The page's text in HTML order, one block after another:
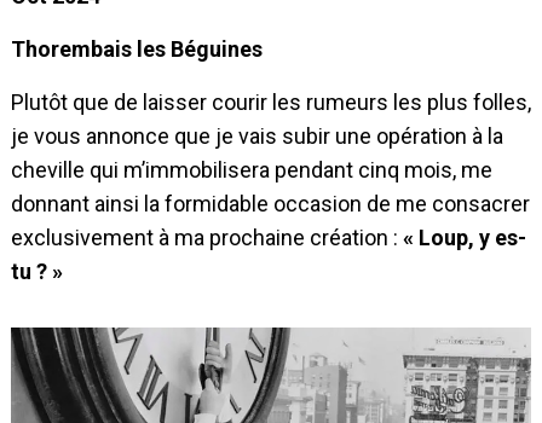
Thorembais les Béguines
Plutôt que de laisser courir les rumeurs les plus folles,
je vous annonce que je vais subir une opération à la
cheville qui m’immobilisera pendant cinq mois, me
donnant ainsi la formidable occasion de me consacrer
exclusivement à ma prochaine création : « Loup, y es-
tu ? »